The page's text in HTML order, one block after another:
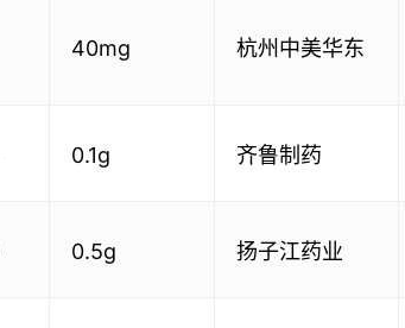
40mg 杭州中美华东
0.1g 齐鲁制药
0.5g 扬子江药业